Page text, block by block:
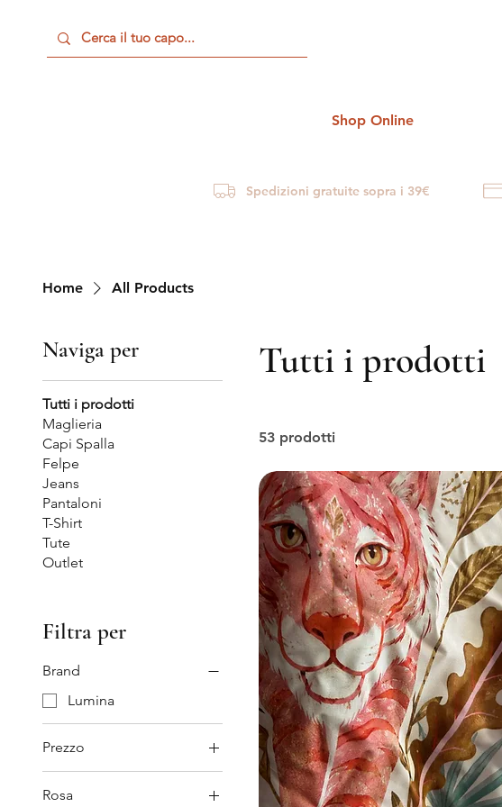
Shop Online
Spedizioni gratuite sopra i 39€
Home All Products
Naviga per
Tutti i prodotti
Maglieria
Capi Spalla
Felpe
Jeans
Pantaloni
T-Shirt
Tute
Outlet
Filtra per
Brand
Lumina
Prezzo
7 € 30 €
Rosa
Tutti i prodotti
53 prodotti